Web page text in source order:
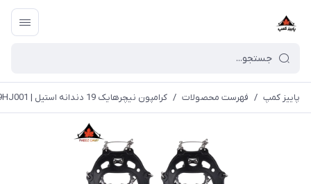
پاییز کمپ / فهرست محصولات / کرامپون نیچرهایک 19 دندانه استیل | NH19HJ001